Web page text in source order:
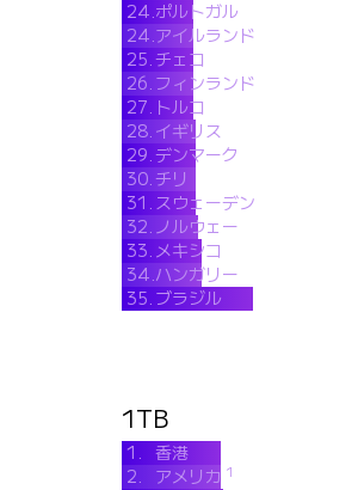
24.ポルトガル
24.アイルランド
25.チェコ
26. フィンランド
27. トルコ
28. イギリス
29.デンマーク
30.チリ
31. スウェーデン
32. ノルウェー
33. メキシコ
34.ハンガリー
35. ブラジル
1TB
1. 香港
2.
アメリカ 1